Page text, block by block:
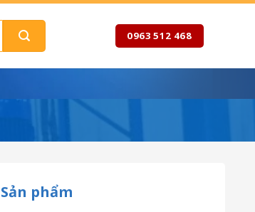
0963 512 468
Sản phẩm